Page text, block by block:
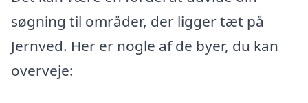
søgning til områder, der ligger tæt på
Jernved. Her er nogle af de byer, du kan
overveje: